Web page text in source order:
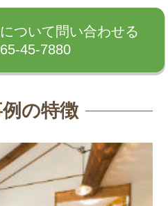
ついて問い合わせる
45-7880
の特徴